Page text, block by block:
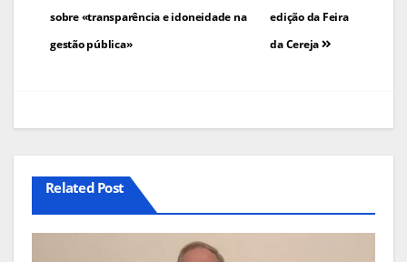
edição da Feira
da Cereja
sobre «transparência e idoneidade na
gestão pública»
Related Post